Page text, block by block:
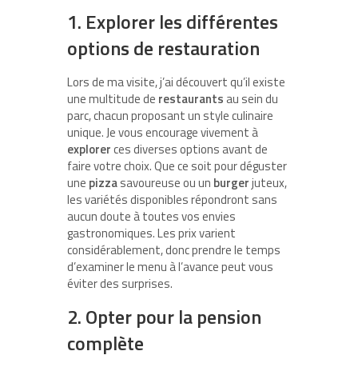
1. Explorer les différentes
options de restauration
Lors de ma visite, j’ai découvert qu’il existe
une multitude de restaurants au sein du
parc, chacun proposant un style culinaire
unique. Je vous encourage vivement à
explorerces diverses options avant de
faire votre choix. Que ce soit pour déguster
une pizzasavoureuse ou un burgerjuteux,
les variétés disponibles répondront sans
aucun doute à toutes vos envies
gastronomiques. Les prix varient
considérablement, donc prendre le temps
d’examiner le menu à l’avance peut vous
éviter des surprises.
2. Opter pour la pension
complète